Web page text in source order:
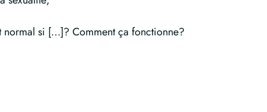
normal si […]? Comment ça fonctionne?